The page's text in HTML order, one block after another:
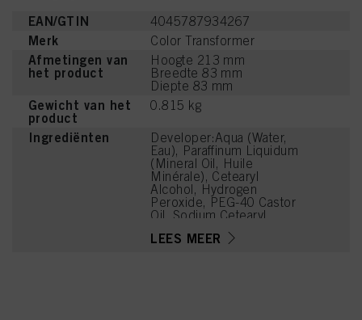
EAN/GTIN 4045787934267
Merk Color Transformer
Afmetingen van
het product
Hoogte 213 mm
Breedte 83 mm
Diepte 83 mm
Gewicht van het
product
0.815 kg
Ingrediënten
Developer:Aqua (Water,
Eau), Paraffinum Liquidum
(Mineral Oil, Huile
Minérale), Cetearyl
Alcohol, Hydrogen
Peroxide, PEG-40 Castor
Oil, Sodium Cetearyl
Potassium Hydroxide,
LEES MEER